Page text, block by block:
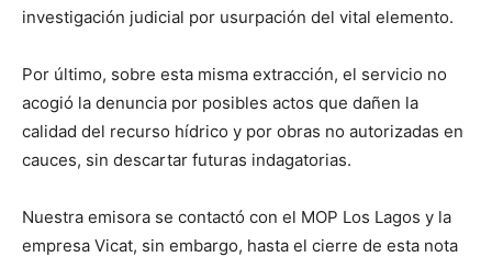
investigación judicial por usurpación del vital elemento.
Por último, sobre esta misma extracción, el servicio no
acogió la denuncia por posibles actos que dañen la
calidad del recurso hídrico y por obras no autorizadas en
cauces, sin descartar futuras indagatorias.
Nuestra emisora se contactó con el MOP Los Lagos y la
empresa Vicat, sin embargo, hasta el cierre de esta nota